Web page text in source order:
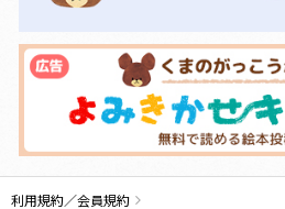
利用規約／会員規約